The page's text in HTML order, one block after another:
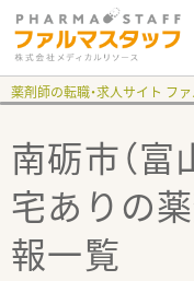
薬剤師の転職・求人サイト フ
南砺市（富
宅あり の
報一覧